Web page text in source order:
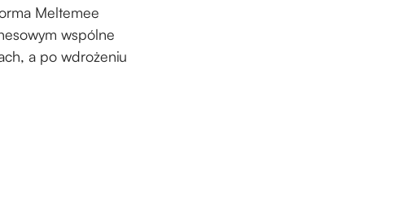
Meltemee
wspólne
a po wdrożeniu